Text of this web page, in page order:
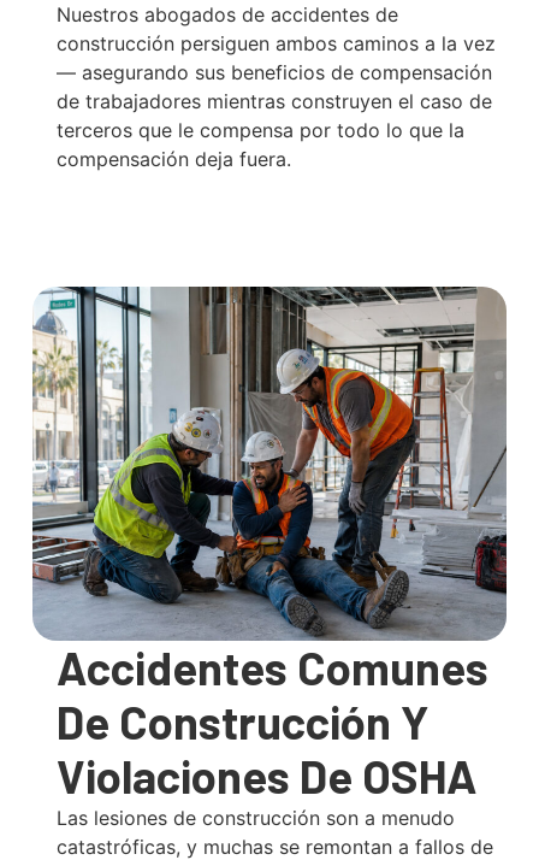
Nuestros abogados de accidentes de
construcción persiguen ambos caminos a la vez
— asegurando sus beneficios de compensación
de trabajadores mientras construyen el caso de
terceros que le compensa por todo lo que la
compensación deja fuera.
Accidentes Comunes
De Construcción Y
Violaciones De OSHA
Las lesiones de construcción son a menudo
catastróficas, y muchas se remontan a fallos de